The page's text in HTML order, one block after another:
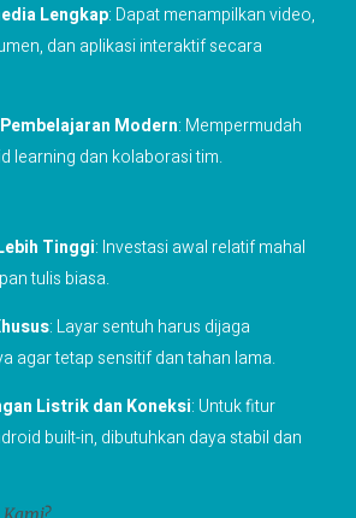
Lengkap: Dapat menampilkan video,
dan aplikasi interaktif secara
Modern: Mempermudah
learning dan kolaborasi tim.
Tinggi: Investasi awal relatif mahal
tulis biasa.
: Layar sentuh harus dijaga
agar tetap sensitif dan tahan lama.
Listrik dan Koneksi: Untuk fitur
built-in, dibutuhkan daya stabil dan